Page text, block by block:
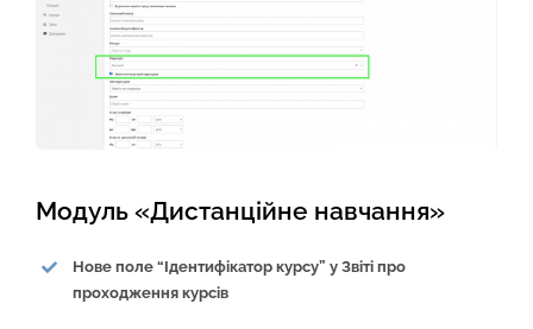
Модуль «Дистанційне навчання»
Нове поле “Ідентифікатор курсу” у Звіті про
проходження курсів